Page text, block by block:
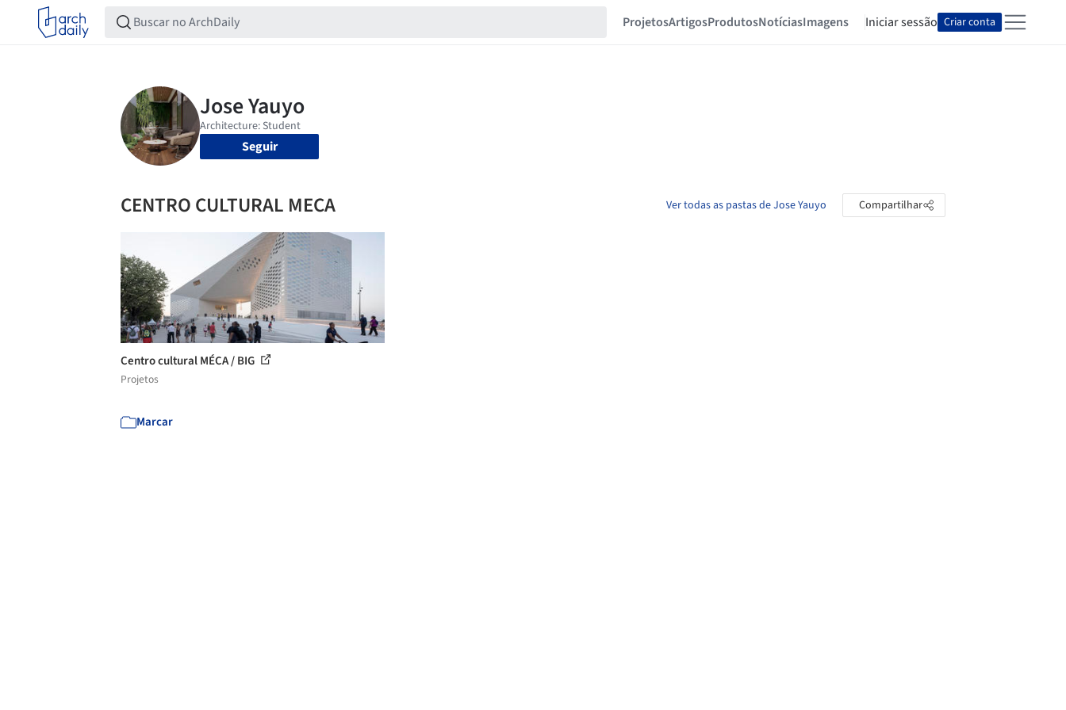
ProjetosArtigosProdutosNotíciasImagens Iniciar sessão Criar conta
Seguir
CENTRO CULTURAL MECA Ver todas as pastas de Jose Yauyo Compartilhar
Centro cultural MÉCA / BIG
Projetos
Marcar